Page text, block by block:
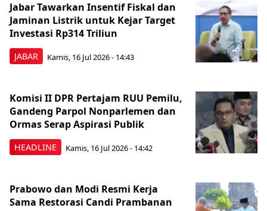
JABAR
Jabar Tawarkan Insentif Fiskal dan
Jaminan Listrik untuk Kejar Target
Investasi Rp314 Triliun
Kamis, 16 Jul 2026 - 14:43
HEADLINE
Komisi II DPR Pertajam RUU Pemilu,
Gandeng Parpol Nonparlemen dan
Ormas Serap Aspirasi Publik
Kamis, 16 Jul 2026 - 14:42
Prabowo dan Modi Resmi Kerja
Sama Restorasi Candi Prambanan